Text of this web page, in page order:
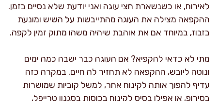
לאירוח, או כשנשארת חצי עוגה ואני יודעת שלא נסיים בזמן.
ההקפאה מצילה את העוגה מהתייבשות על השיש ומונעת
בזבוז, במיוחד אם את אוהבת שיהיה משהו מתוק זמין לקפה.
מתי לא כדאי להקפיא? אם העוגה כבר ישבה כמה ימים
ונוטה ליובש, ההקפאה לא תחזיר לה חיים. במקרה כזה
עדיף להפוך אותה לקינוח אחר, למשל קוביות שמושרות
בסירופ, או אפילו בסיס לקינוח בכוסות בסגנון טרייפל,